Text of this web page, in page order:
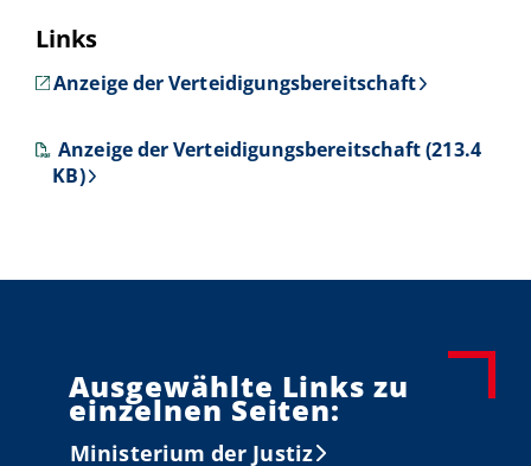
Links
Anzeige der Verteidigungsbereitschaft
Anzeige der Verteidigungsbereitschaft (213.4
KB)
Ausgewählte Links zu
einzelnen Seiten:
Ministerium der Justiz